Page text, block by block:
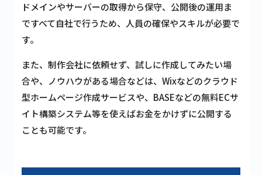
ドメインやサーバーの取得から保守、公開後の運用ま
ですべて自社で行うため、人員の確保やスキルが必要で
す。
また、制作会社に依頼せず、試しに作成してみたい場
合や、ノウハウがある場合などは、Wixなどのクラウド
型ホームページ作成サービスや、BASEなどの無料ECサ
イト構築システム等を使えばお金をかけずに公開する
ことも可能です。